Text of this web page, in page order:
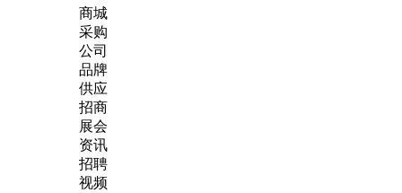
商城
采购
公司
品牌
供应
招商
展会
资讯
招聘
视频